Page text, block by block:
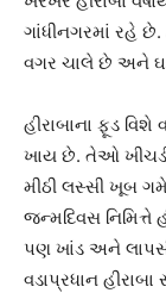
ગાંધીનગરમાં રહે
વગર ચાલે છે અને
હીરાબાના ફૂડ
ખાય છે. તેઓ
મીઠી લસ્સી ખૂબ
જન્મદિવસ નિમિત્તે
પણ ખાંડ અને
વડાપ્રધાન